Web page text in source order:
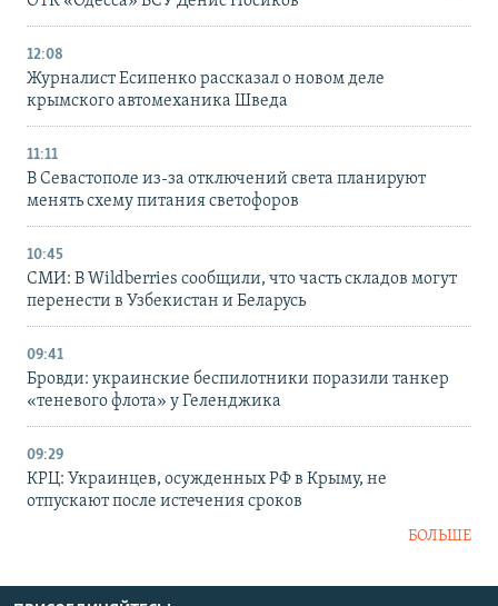
12:08
Журналист Есипенко рассказал о новом деле
крымского автомеханика Шведа
11:11
В Севастополе из-за отключений света планируют
менять схему питания светофоров
10:45
СМИ: В Wildberries сообщили, что часть складов могут
перенести в Узбекистан и Беларусь
09:41
Бровди: украинские беспилотники поразили танкер
«теневого флота» у Геленджика
09:29
КРЦ: Украинцев, осужденных РФ в Крыму, не
отпускают после истечения сроков
БОЛЬШЕ